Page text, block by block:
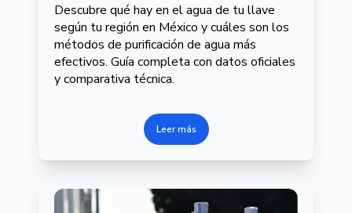
Descubre qué hay en el agua de tu llave
según tu región en México y cuáles son los
métodos de purificación de agua más
efectivos. Guía completa con datos oficiales
y comparativa técnica.
Leer más